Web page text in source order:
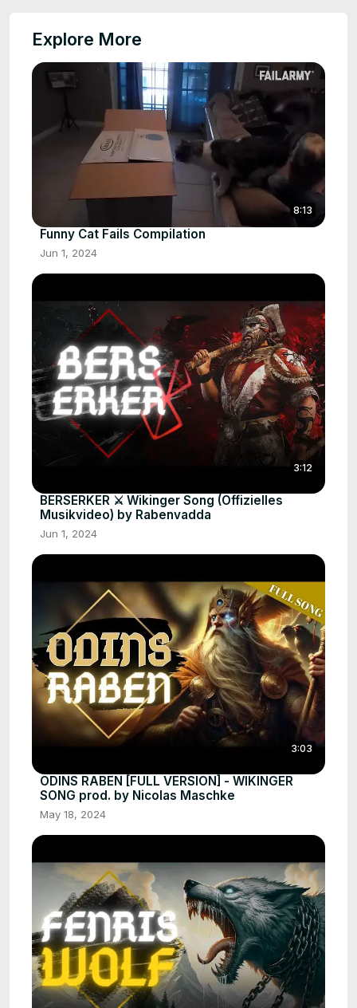
Explore More
8:13
Funny Cat Fails Compilation
Jun 1, 2024
3:12
BERSERKER ⚔️ Wikinger Song (Offizielles
Musikvideo) by Rabenvadda
Jun 1, 2024
3:03
ODINS RABEN [FULL VERSION] - WIKINGER
SONG prod. by Nicolas Maschke
May 18, 2024